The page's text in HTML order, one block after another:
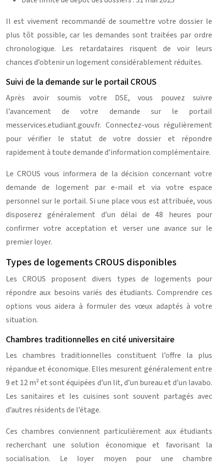
Il est vivement recommandé de soumettre votre dossier le
plus tôt possible, car les demandes sont traitées par ordre
chronologique. Les retardataires risquent de voir leurs
chances d’obtenir un logement considérablement réduites.
Suivi de la demande sur le portail CROUS
Après avoir soumis votre DSE, vous pouvez suivre
l’avancement de votre demande sur le portail
messervices.etudiant.gouv.fr. Connectez-vous régulièrement
pour vérifier le statut de votre dossier et répondre
rapidement à toute demande d’information complémentaire.
Le CROUS vous informera de la décision concernant votre
demande de logement par e-mail et via votre espace
personnel sur le portail. Si une place vous est attribuée, vous
disposerez généralement d’un délai de 48 heures pour
confirmer votre acceptation et verser une avance sur le
premier loyer.
Types de logements CROUS disponibles
Les CROUS proposent divers types de logements pour
répondre aux besoins variés des étudiants. Comprendre ces
options vous aidera à formuler des vœux adaptés à votre
situation.
Chambres traditionnelles en cité universitaire
Les chambres traditionnelles constituent l’offre la plus
répandue et économique. Elles mesurent généralement entre
9 et 12 m² et sont équipées d’un lit, d’un bureau et d’un lavabo.
Les sanitaires et les cuisines sont souvent partagés avec
d’autres résidents de l’étage.
Ces chambres conviennent particulièrement aux étudiants
recherchant une solution économique et favorisant la
socialisation. Le loyer moyen pour une chambre